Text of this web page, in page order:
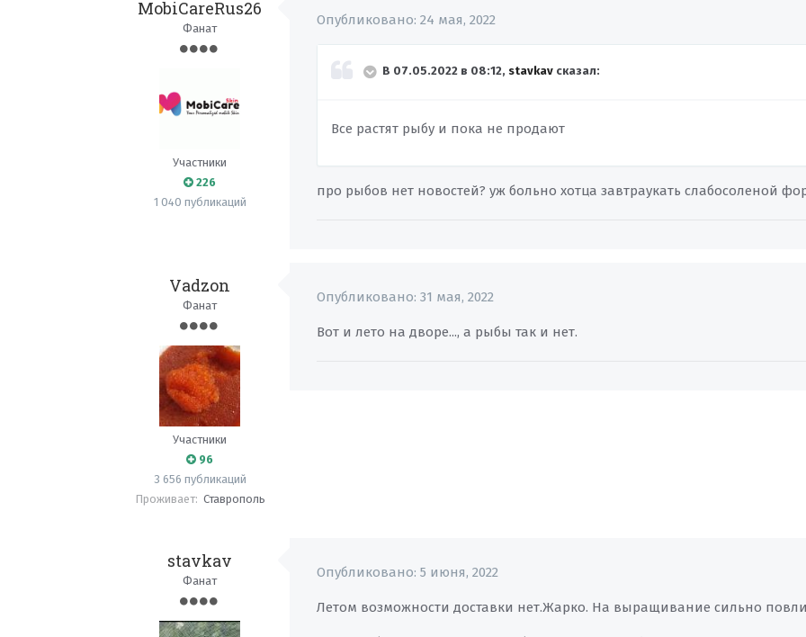
MobiCareRus26
Фанат
Участники
226
1 040 публикаций
Опубликовано:24 мая, 2022
В 07.05.2022 в 08:12, stavkav сказал:
Все растят рыбу и пока не продают
про рыбов нет новостей? уж больно хотца завтраукать слабосоленой
Vadzon
Фанат
Участники
96
3 656 публикаций
Проживает: Ставрополь
Опубликовано:31 мая, 2022
Вот и лето на дворе..., а рыбы так и нет.
stavkav
Фанат
Опубликовано:5 июня, 2022
Летом возможности доставки нет.Жарко. На выращивание сильно